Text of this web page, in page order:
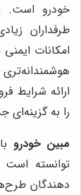
خودرو است.
طرفداران
امکانات
هوشمندانه‌تری
ارائه شرایط
را به
مبین خودرو
توانسته است
دهندگان